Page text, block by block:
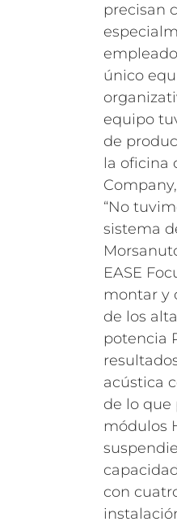
precisan
único
equipo
de
la oficina
“No
sistema
EASE
montar y
de los
potencia
acústica
de lo que
módulos
con